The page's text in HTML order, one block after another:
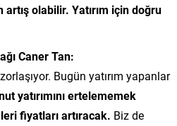
olabilir. Yatırım için doğru
Caner Tan:
Bugün yatırım yapanlar
yatırımını ertelememek
fiyatları artıracak. Biz de